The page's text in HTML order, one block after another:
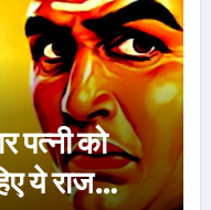
वजह से
जान : पूनम